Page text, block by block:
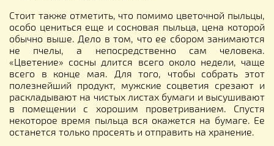
Стоит также отметить, что помимо цветочной пыльцы,
особо цениться еще и сосновая пыльца, цена которой
обычно выше. Дело в том, что ее сбором занимаются
не пчелы, а непосредственно сам человека.
«Цветение» сосны длится всего около недели, чаще
всего в конце мая. Для того, чтобы собрать этот
полезнейший продукт, мужские соцветия срезают и
раскладывают на чистых листах бумаги и высушивают
в помещении с хорошим проветриванием. Спустя
некоторое время пыльца вся окажется на бумаге. Ее
останется только просеять и отправить на хранение.